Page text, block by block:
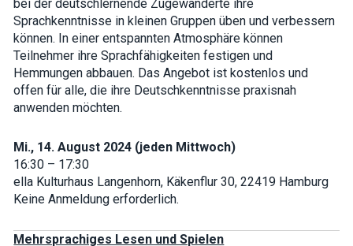
bei der deutschlernende Zugewanderte ihre
Sprachkenntnisse in kleinen Gruppen üben und verbessern
können. In einer entspannten Atmosphäre können
Teilnehmer ihre Sprachfähigkeiten festigen und
Hemmungen abbauen. Das Angebot ist kostenlos und
offen für alle, die ihre Deutschkenntnisse praxisnah
anwenden möchten.
Mi., 14. August 2024 (jeden Mittwoch)
16:30 – 17:30
ella Kulturhaus Langenhorn, Käkenflur 30, 22419 Hamburg
Keine Anmeldung erforderlich.
Mehrsprachiges Lesen und Spielen
personalized
content and
offers.